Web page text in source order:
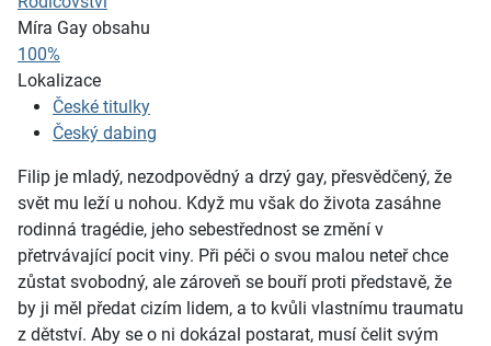
Míra Gay obsahu
100%
Lokalizace
České titulky
Český dabing
Filip je mladý, nezodpovědný a drzý gay, přesvědčený, že
svět mu leží u nohou. Když mu však do života zasáhne
rodinná tragédie, jeho sebestřednost se změní v
přetrvávající pocit viny. Při péči o svou malou neteř chce
zůstat svobodný, ale zároveň se bouří proti představě, že
by ji měl předat cizím lidem, a to kvůli vlastnímu traumatu
z dětství. Aby se o ni dokázal postarat, musí čelit svým